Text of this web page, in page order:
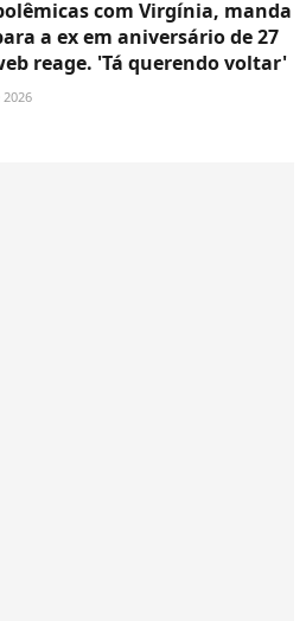
com Virgínia, manda
a ex em aniversário de 27
reage. 'Tá querendo voltar'